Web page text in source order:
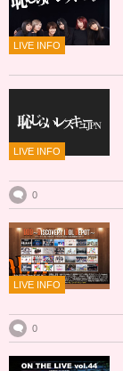
LIVE INFO
LIVE INFO
0
LIVE INFO
0